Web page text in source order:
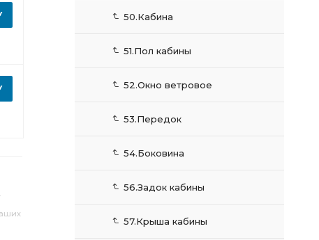
50.Кабина
51.Пол кабины
52.Окно ветровое
53.Передок
54.Боковина
56.Задок кабины
57.Крыша кабины